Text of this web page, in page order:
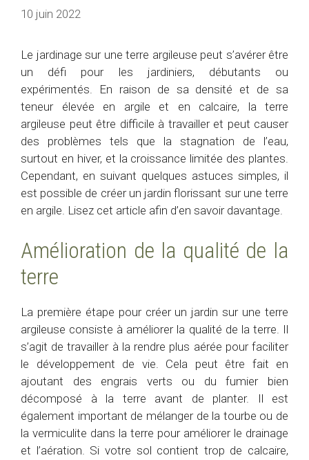
10 juin 2022
Le jardinage sur une terre argileuse peut s’avérer être
un défi pour les jardiniers, débutants ou
expérimentés. En raison de sa densité et de sa
teneur élevée en argile et en calcaire, la terre
argileuse peut être difficile à travailler et peut causer
des problèmes tels que la stagnation de l’eau,
surtout en hiver, et la croissance limitée des plantes.
Cependant, en suivant quelques astuces simples, il
est possible de créer un jardin florissant sur une terre
en argile. Lisez cet article afin d’en savoir davantage.
Amélioration de la qualité de la
terre
La première étape pour créer un jardin sur une terre
argileuse consiste à améliorer la qualité de la terre. Il
s’agit de travailler à la rendre plus aérée pour faciliter
le développement de vie. Cela peut être fait en
ajoutant des engrais verts ou du fumier bien
décomposé à la terre avant de planter. Il est
également important de mélanger de la tourbe ou de
la vermiculite dans la terre pour améliorer le drainage
et l’aération. Si votre sol contient trop de calcaire,